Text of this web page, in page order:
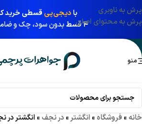
پرش به ناوبری
پرش به محتوای اصلی
بادیجی‌پی قسطی خرید
۴ قسط
بدون سود، چک و
منو
خانه » فروشگاه » انگشتر» در نجف » انگشتر در